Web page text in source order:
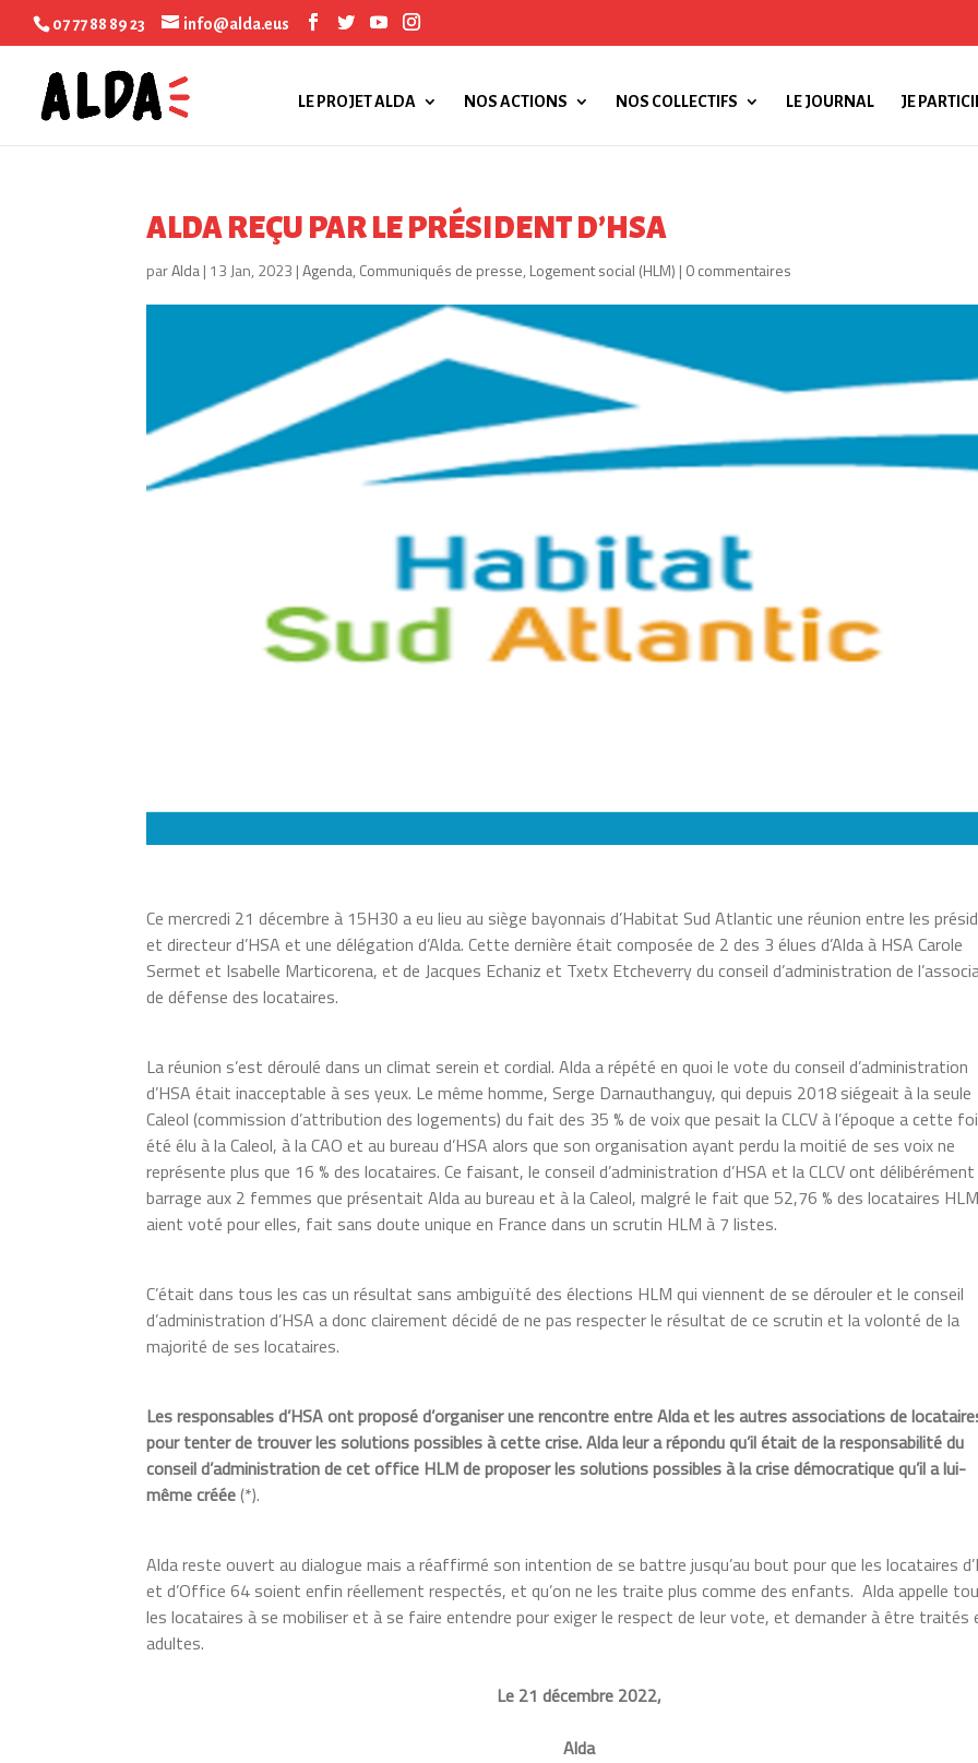
07 77 88 89 23 info@alda.eus
LE PROJET ALDA NOS ACTIONS NOS COLLECTIFS LE JOURNAL JE
ALDA REÇU PAR LE PRÉSIDENT D’HSA
parAlda| 13 Jan, 2023 |Agenda, Communiqués de presse, Logement social (HLM) | 0 commentaires
Ce mercredi 21 décembre à 15H30 a eu lieu au siège bayonnais d’Habitat Sud Atlantic une réunion entre les
et directeur d’HSA et une délégation d’Alda. Cette dernière était composée de 2 des 3 élues d’Alda à HSA Carole
Sermet et Isabelle Marticorena, et de Jacques Echaniz et Txetx Etcheverry du conseil d’administration de
de défense des locataires.
La réunion s’est déroulé dans un climat serein et cordial. Alda a répété en quoi le vote du conseil d’administration
d’HSA était inacceptable à ses yeux. Le même homme, Serge Darnauthanguy, qui depuis 2018 siégeait à la seule
Caleol (commission d’attribution des logements) du fait des 35 % de voix que pesait la CLCV à l’époque a cette
été élu à la Caleol, à la CAO et au bureau d’HSA alors que son organisation ayant perdu la moitié de ses voix ne
représente plus que 16 % des locataires. Ce faisant, le conseil d’administration d’HSA et la CLCV ont
barrage aux 2 femmes que présentait Alda au bureau et à la Caleol, malgré le fait que 52,76 % des locataires HLM
aient voté pour elles, fait sans doute unique en France dans un scrutin HLM à 7 listes.
C’était dans tous les cas un résultat sans ambiguïté des élections HLM qui viennent de se dérouler et le conseil
d’administration d’HSA a donc clairement décidé de ne pas respecter le résultat de ce scrutin et la volonté de la
majorité de ses locataires.
Les responsables d’HSA ont proposé d’organiser une rencontre entre Alda et les autres associations de
pour tenter de trouver les solutions possibles à cette crise. Alda leur a répondu qu’il était de la responsabilité du
conseil d’administration de cet office HLM de proposer les solutions possibles à la crise démocratique qu’il a lui-
même créée(*).
Alda reste ouvert au dialogue mais a réaffirmé son intention de se battre jusqu’au bout pour que les locataires
et d’Office 64 soient enfin réellement respectés, et qu’on ne les traite plus comme des enfants. Alda appelle
les locataires à se mobiliser et à se faire entendre pour exiger le respect de leur vote, et demander à être traités
adultes.
Le 21 décembre 2022,
Alda